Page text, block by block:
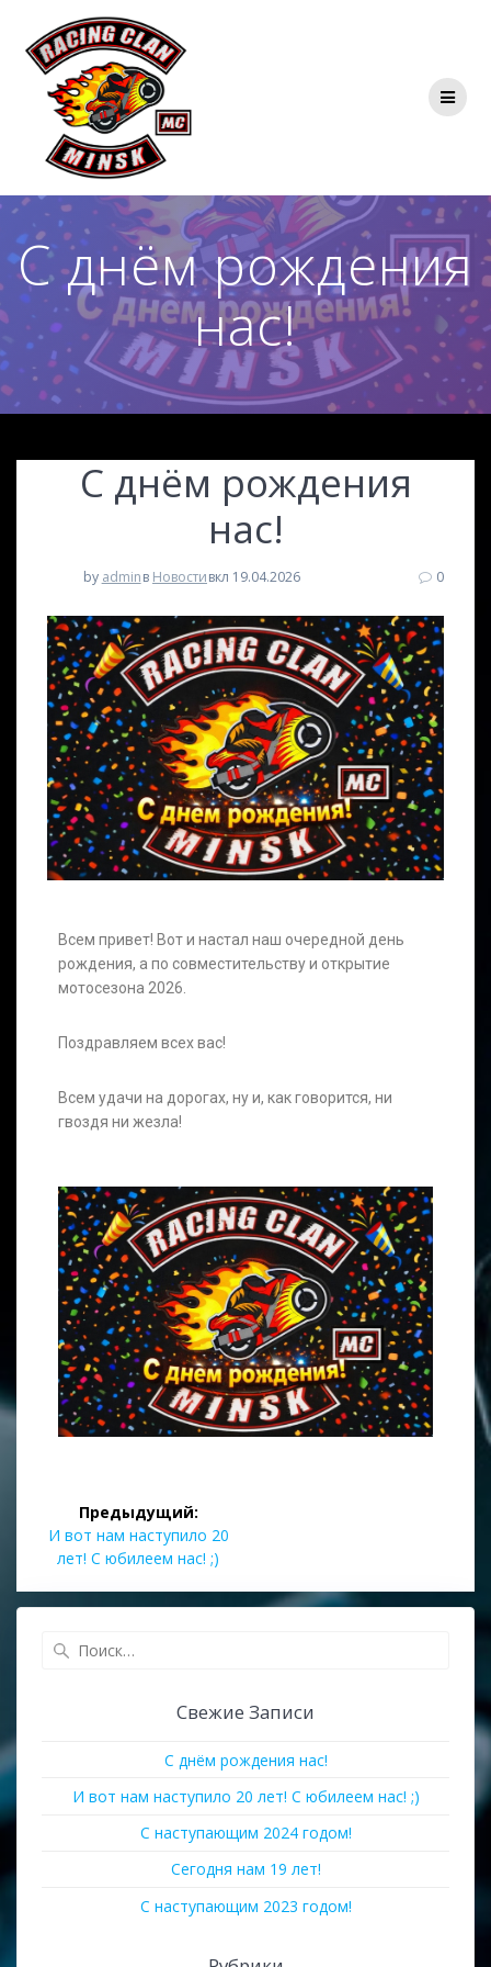
С днём рождения
нас!
С днём рождения
нас!
by adminв Новостивкл 19.04.2026 0
Всем привет! Вот и настал наш очередной день
рождения, а по совместительству и открытие
мотосезона 2026.
Поздравляем всех вас!
Всем удачи на дорогах, ну и, как говорится, ни
гвоздя ни жезла!
Предыдущий:
И вот нам наступило 20
лет! С юбилеем нас! ;)
Свежие Записи
С днём рождения нас!
И вот нам наступило 20 лет! С юбилеем нас! ;)
С наступающим 2024 годом!
Сегодня нам 19 лет!
С наступающим 2023 годом!